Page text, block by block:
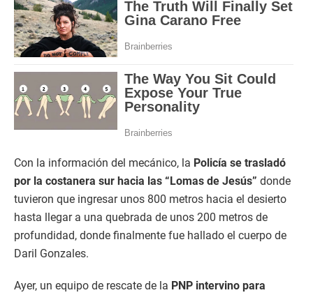
Con la información del mecánico, la Policía se trasladó
por la costanera sur hacia las “Lomas de Jesús” donde
tuvieron que ingresar unos 800 metros hacia el desierto
hasta llegar a una quebrada de unos 200 metros de
profundidad, donde finalmente fue hallado el cuerpo de
Daril Gonzales.
Ayer, un equipo de rescate de la PNP intervino para